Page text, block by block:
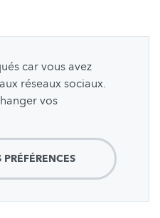
car vous avez
réseaux sociaux.
vos